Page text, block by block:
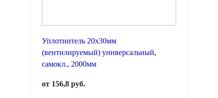
Уплотнитель 20х30мм
(вентилируемый) универсальный,
самокл., 2000мм
от 156,8 руб.